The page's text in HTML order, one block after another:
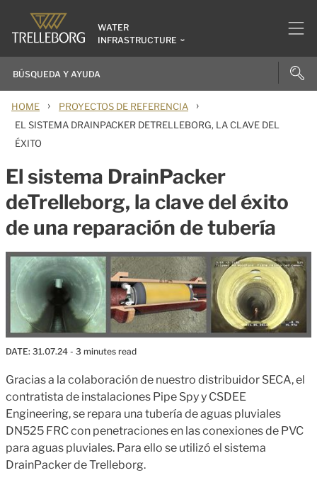
WATER
INFRASTRUCTURE
HOME › PROYECTOS DE REFERENCIA ›
EL SISTEMA DRAINPACKER DETRELLEBORG, LA CLAVE DEL
ÉXITO
El sistema DrainPacker
deTrelleborg, la clave del éxito
de una reparación de tubería
DATE: 31.07.24 - 3 minutes read
Gracias a la colaboración de nuestro distribuidor SECA, el
contratista de instalaciones Pipe Spy y CSDEE
Engineering, se repara una tubería de aguas pluviales
DN525 FRC con penetraciones en las conexiones de PVC
para aguas pluviales. Para ello se utilizó el sistema
DrainPacker de Trelleborg.